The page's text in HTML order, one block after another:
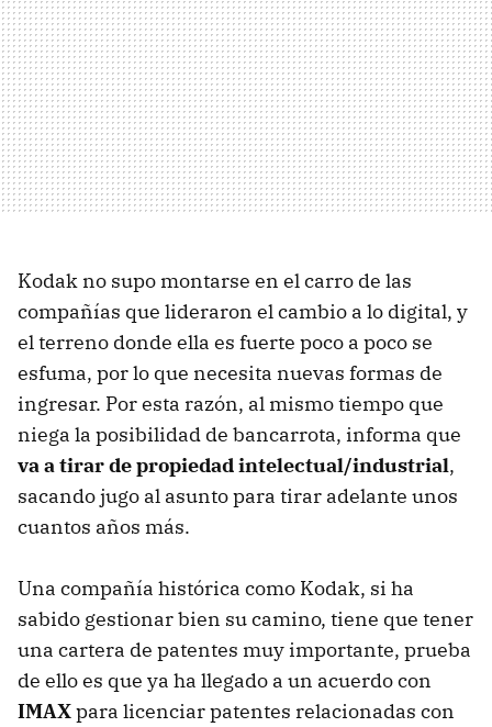
Kodak no supo montarse en el carro de las
compañías que lideraron el cambio a lo digital, y
el terreno donde ella es fuerte poco a poco se
esfuma, por lo que necesita nuevas formas de
ingresar. Por esta razón, al mismo tiempo que
niega la posibilidad de bancarrota, informa que
va a tirar de propiedad intelectual/industrial,
sacando jugo al asunto para tirar adelante unos
cuantos años más.
Una compañía histórica como Kodak, si ha
sabido gestionar bien su camino, tiene que tener
una cartera de patentes muy importante, prueba
de ello es que ya ha llegado a un acuerdo con
IMAXpara licenciar patentes relacionadas con